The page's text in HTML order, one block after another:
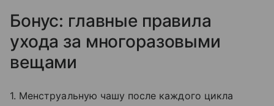
Бонус: главные правила
ухода за многоразовыми
вещами
1. Менструальную чашу после каждого цикла